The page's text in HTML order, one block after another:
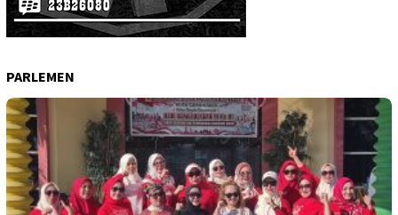
PARLEMEN